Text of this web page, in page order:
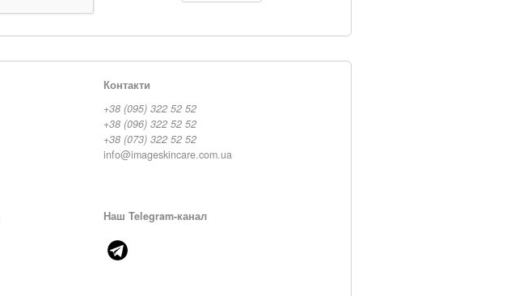
Контакти
+38 (095) 322 52 52
+38 (096) 322 52 52
+38 (073) 322 52 52
info@imageskincare.com.ua
Наш Telegram-канал